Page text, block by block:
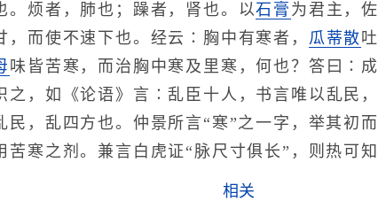
。烦者，肺也；躁者，肾也。以石膏 为君主，
，而使不速下也。经云∶胸中有寒者， 瓜蒂散
味皆苦寒，而治胸中寒及里寒，何也？答曰∶
之，如《论语》言∶乱臣十人，书言唯以乱民
民，乱四方也。仲景所言“寒”之一字，举其初
苦寒之剂。兼言白虎证“脉尺寸俱长”，则热可知
相关